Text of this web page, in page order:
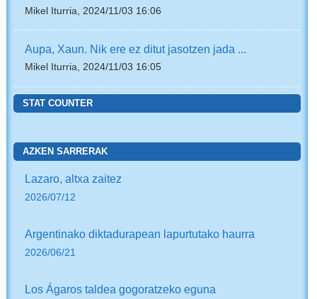
Mikel Iturria, 2024/11/03 16:06
Aupa, Xaun. Nik ere ez ditut jasotzen jada ...
Mikel Iturria, 2024/11/03 16:05
STAT COUNTER
AZKEN SARRERAK
Lazaro, altxa zaitez
2026/07/12
Argentinako diktadurapean lapurtutako haurra
2026/06/21
Los Ágaros taldea gogoratzeko eguna